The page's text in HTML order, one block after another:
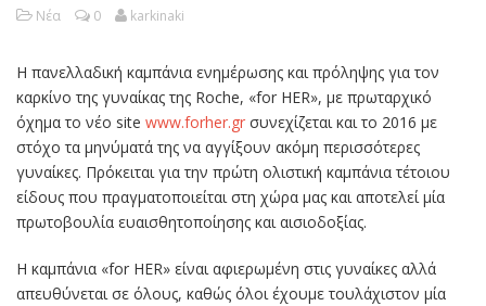
Νέα 0 karkinaki
Η πανελλαδική καμπάνια ενημέρωσης και πρόληψης για τον
καρκίνο της γυναίκας της Roche, «for HER», με πρωταρχικό
όχημα το νέο site www.forher.gr συνεχίζεται και το 2016 με
στόχο τα μηνύματά της να αγγίξουν ακόμη περισσότερες
γυναίκες. Πρόκειται για την πρώτη ολιστική καμπάνια τέτοιου
είδους που πραγματοποιείται στη χώρα μας και αποτελεί μία
πρωτοβουλία ευαισθητοποίησης και αισιοδοξίας.
H καμπάνια «for HER» είναι αφιερωμένη στις γυναίκες αλλά
απευθύνεται σε όλους, καθώς όλοι έχουμε τουλάχιστον μία